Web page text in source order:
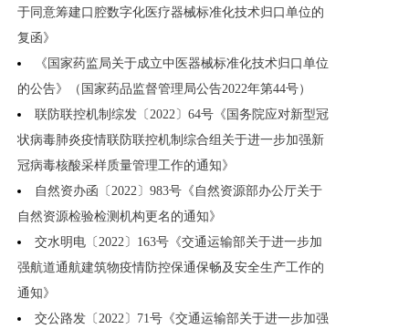
于同意筹建口腔数字化医疗器械标准化技术归口单位的
复函》
《国家药监局关于成立中医器械标准化技术归口单位
的公告》（国家药品监督管理局公告2022年第44号）
联防联控机制综发〔2022〕64号《国务院应对新型冠
状病毒肺炎疫情联防联控机制综合组关于进一步加强新
冠病毒核酸采样质量管理工作的通知》
自然资办函〔2022〕983号《自然资源部办公厅关于
自然资源检验检测机构更名的通知》
交水明电〔2022〕163号《交通运输部关于进一步加
强航道通航建筑物疫情防控保通保畅及安全生产工作的
通知》
交公路发〔2022〕71号《交通运输部关于进一步加强